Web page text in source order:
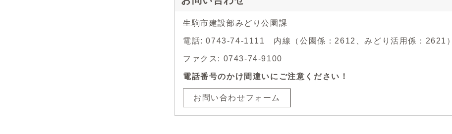
生駒市建設部みどり公園課
電話: 0743-74-1111 内線（公園係：2612、みどり活用係：2621）
ファクス: 0743-74-9100
電話番号のかけ間違いにご注意ください！
お問い合わせフォーム